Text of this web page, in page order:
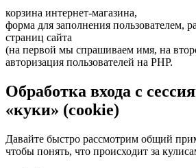
корзина интернет-магазина,
форма для заполнения пользователем,
страниц сайта
(на первой мы спрашиваем имя, на
авторизация пользователей на PHP.
Обработка входа с
«куки» (cookie)
Давайте быстро рассмотрим общий
чтобы понять, что происходит за